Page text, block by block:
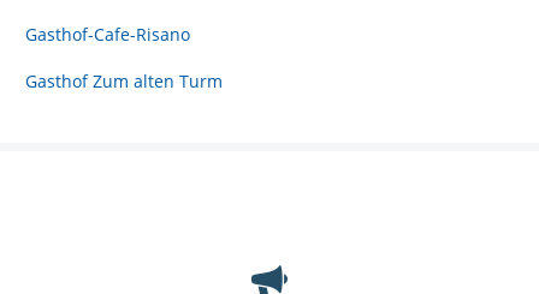
Gasthof-Cafe-Risano
Gasthof Zum alten Turm